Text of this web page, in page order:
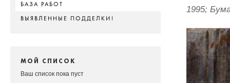
БАЗА РАБОТ
ВЫЯВЛЕННЫЕ ПОДДЕЛКИ!
МОЙ СПИСОК
Ваш список пока пуст
1995;